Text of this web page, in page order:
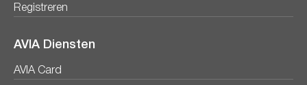
Registreren
AVIA Diensten
AVIA Card